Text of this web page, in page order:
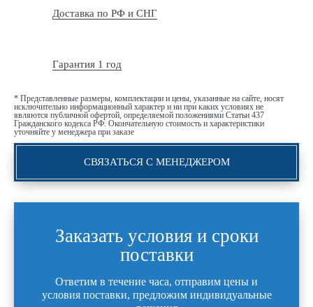
Доставка по РФ и СНГ
Гарантия 1 год
* Представленные размеры, комплектации и цены, указанные на сайте, носят
исключительно информационный характер и ни при каких условиях не
являются публичной офертой, определяемой положениями Статьи 437
Гражданского кодекса РФ. Окончательную стоимость и характеристики
уточняйте у менеджера при заказе
СВЯЗАТЬСЯ С МЕНЕДЖЕРОМ
Заказать условия и сроки
поставки
Ответим в течение часа, отправим цены и
условия поставки, предложим индивидуальные